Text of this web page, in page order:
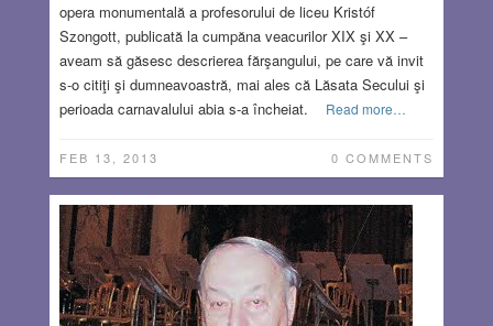
opera monumentală a profesorului de liceu Kristóf
Szongott, publicată la cumpăna veacurilor XIX şi XX –
aveam să găsesc descrierea fărşangului, pe care vă invit
s-o citiţi şi dumneavoastră, mai ales că Lăsata Secului şi
perioada carnavalului abia s-a încheiat.
Read more…
FEB 13, 2013 0 COMMENTS